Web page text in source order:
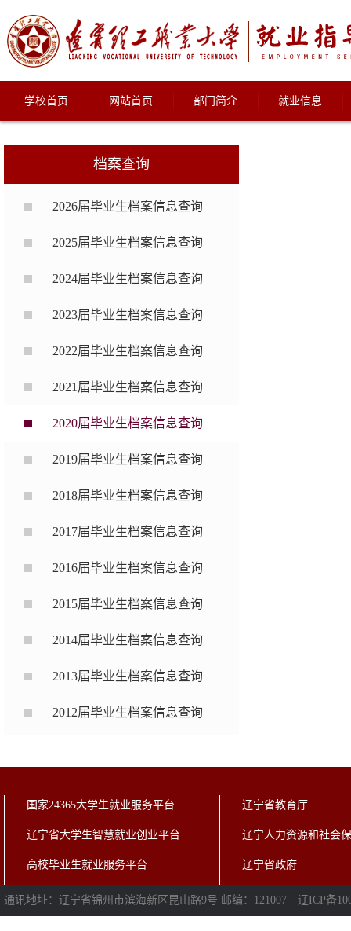
学校首页 网站首页 部门简介 就业信息
档案查询
2026届毕业生档案信息查询
2025届毕业生档案信息查询
2024届毕业生档案信息查询
2023届毕业生档案信息查询
2022届毕业生档案信息查询
2021届毕业生档案信息查询
2020届毕业生档案信息查询
2019届毕业生档案信息查询
2018届毕业生档案信息查询
2017届毕业生档案信息查询
2016届毕业生档案信息查询
2015届毕业生档案信息查询
2014届毕业生档案信息查询
2013届毕业生档案信息查询
2012届毕业生档案信息查询
国家24365大学生就业服务平台
辽宁省大学生智慧就业创业平台
高校毕业生就业服务平台
辽宁省教育厅
辽宁人力资源和社会
辽宁省政府
通讯地址：辽宁省锦州市滨海新区昆山路9号 邮编：121007 辽ICP备